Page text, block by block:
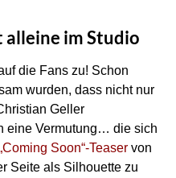
im Studio
die Fans zu! Schon
wurden, dass nicht nur
Geller
eine Vermutung… die sich
Soon“-Teaser von
Seite als Silhouette zu